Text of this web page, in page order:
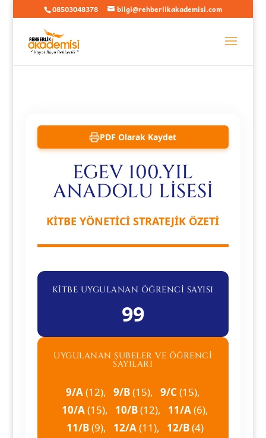
08503048378 bilgi@rehberlikakademisi.com
PDF Olarak Kaydet
EGEV 100.YIL
ANADOLU LISESI
KİTBE YÖNETİCİ STRATEJİK ÖZETİ
KİTBE UYGULANAN ÖĞRENCI SAYISI
99
UYGULANAN ŞUBELER VE ÖĞRENCI
SAYILARI
9/A(12), 9/B(15), 9/C (15),
10/A(15), 10/B(12), 11/A(6),
11/B(9), 12/A(11), 12/B(4)